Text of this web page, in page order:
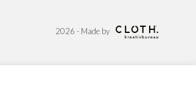
2026 - Made by